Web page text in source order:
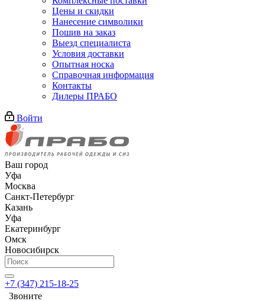
Цены и скидки
Нанесение символики
Пошив на заказ
Выезд специалиста
Условия доставки
Опытная носка
Справочная информация
Контакты
Дилеры ПРАБО
Войти
Ваш город
Уфа
Москва
Санкт-Петербург
Казань
Уфа
Екатеринбург
Омск
Новосибирск
+7 (347) 215-18-25
Звоните